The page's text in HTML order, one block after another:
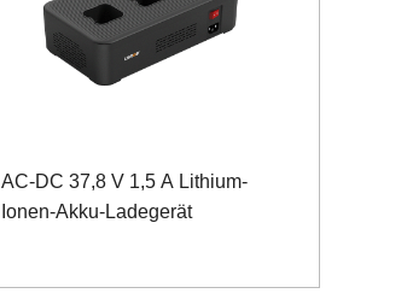
AC-DC 37,8 V 1,5 A Lithium-
Ionen-Akku-Ladegerät